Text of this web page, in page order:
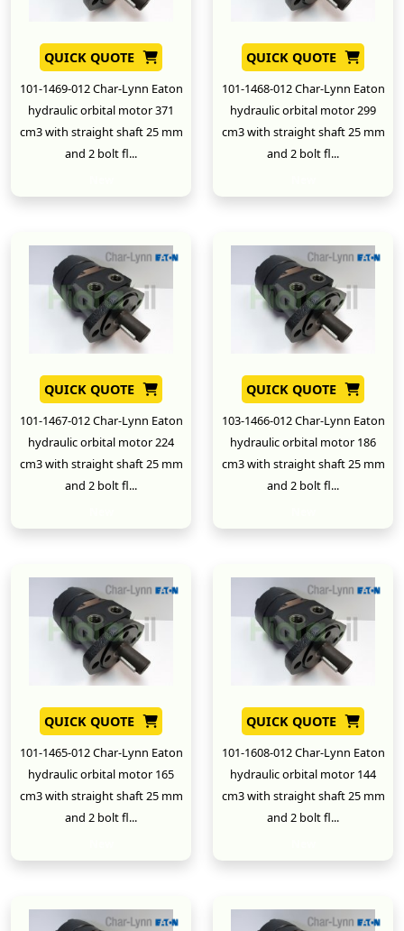
QUICK QUOTE
101-1469-012 Char-Lynn Eaton
hydraulic orbital motor 371
cm3 with straight shaft 25 mm
and 2 bolt fl...
QUICK QUOTE
101-1468-012 Char-Lynn Eaton
hydraulic orbital motor 299
cm3 with straight shaft 25 mm
and 2 bolt fl...
QUICK QUOTE
101-1467-012 Char-Lynn Eaton
hydraulic orbital motor 224
cm3 with straight shaft 25 mm
and 2 bolt fl...
QUICK QUOTE
103-1466-012 Char-Lynn Eaton
hydraulic orbital motor 186
cm3 with straight shaft 25 mm
and 2 bolt fl...
QUICK QUOTE
101-1465-012 Char-Lynn Eaton
hydraulic orbital motor 165
cm3 with straight shaft 25 mm
and 2 bolt fl...
QUICK QUOTE
101-1608-012 Char-Lynn Eaton
hydraulic orbital motor 144
cm3 with straight shaft 25 mm
and 2 bolt fl...